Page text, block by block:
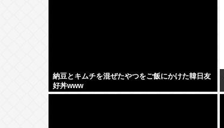
納豆とキムチを混ぜたやつをご飯にかけた韓日友
好丼www